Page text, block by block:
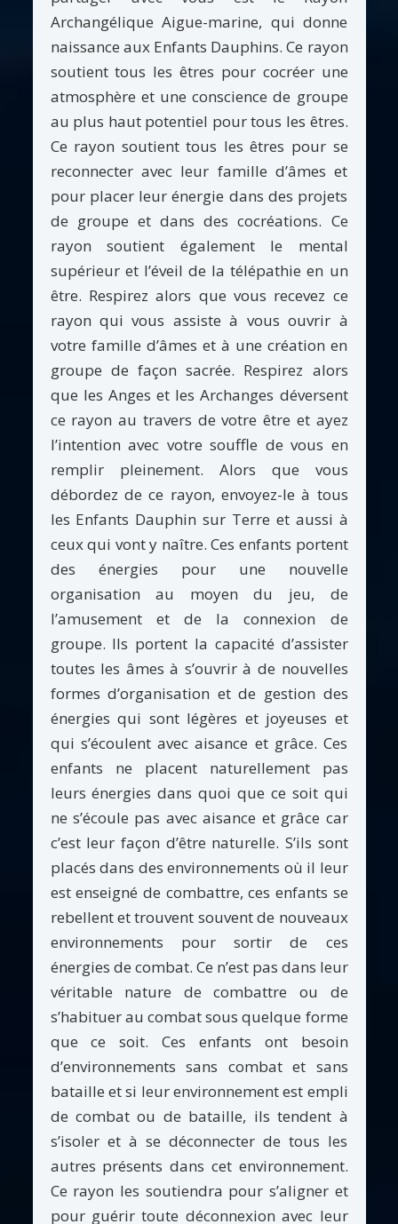
Archangélique Aigue-marine, qui donne
naissance aux Enfants Dauphins. Ce rayon
soutient tous les êtres pour cocréer une
atmosphère et une conscience de groupe
au plus haut potentiel pour tous les êtres.
Ce rayon soutient tous les êtres pour se
reconnecter avec leur famille d’âmes et
pour placer leur énergie dans des projets
de groupe et dans des cocréations. Ce
rayon soutient également le mental
supérieur et l’éveil de la télépathie en un
être. Respirez alors que vous recevez ce
rayon qui vous assiste à vous ouvrir à
votre famille d’âmes et à une création en
groupe de façon sacrée. Respirez alors
que les Anges et les Archanges déversent
ce rayon au travers de votre être et ayez
l’intention avec votre souffle de vous en
remplir pleinement. Alors que vous
débordez de ce rayon, envoyez-le à tous
les Enfants Dauphin sur Terre et aussi à
ceux qui vont y naître. Ces enfants portent
des énergies pour une nouvelle
organisation au moyen du jeu, de
l’amusement et de la connexion de
groupe. Ils portent la capacité d’assister
toutes les âmes à s’ouvrir à de nouvelles
formes d’organisation et de gestion des
énergies qui sont légères et joyeuses et
qui s’écoulent avec aisance et grâce. Ces
enfants ne placent naturellement pas
leurs énergies dans quoi que ce soit qui
ne s’écoule pas avec aisance et grâce car
c’est leur façon d’être naturelle. S’ils sont
placés dans des environnements où il leur
est enseigné de combattre, ces enfants se
rebellent et trouvent souvent de nouveaux
environnements pour sortir de ces
énergies de combat. Ce n’est pas dans leur
véritable nature de combattre ou de
s’habituer au combat sous quelque forme
que ce soit. Ces enfants ont besoin
d’environnements sans combat et sans
bataille et si leur environnement est empli
de combat ou de bataille, ils tendent à
s’isoler et à se déconnecter de tous les
autres présents dans cet environnement.
Ce rayon les soutiendra pour s’aligner et
pour guérir toute déconnexion avec leur